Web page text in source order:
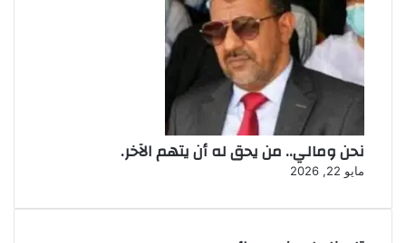
نحن ومالي.. من يحق له أن يتهم الآخر.
مايو 22, 2026